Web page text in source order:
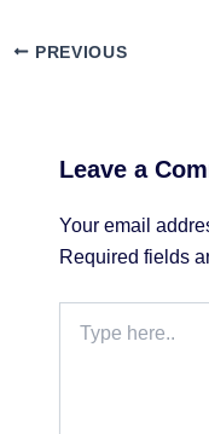
PREVIOUS
Leave a
Your email
Required fields
here..